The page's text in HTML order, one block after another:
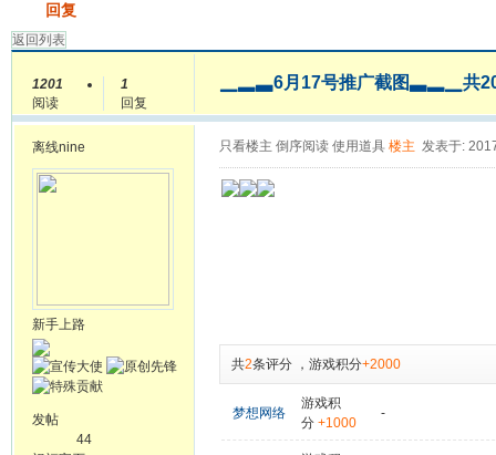
回复
返回列表
1201
阅读
1
回复
▁▂▃6月17号推广截图▃▂▁共
离线nine
新手上路
发帖
44
只看楼主 倒序阅读 使用道具 楼主 发表于:
共2条评分 ， 游戏积分+2000
梦想网络
游戏积
分 +1000
-